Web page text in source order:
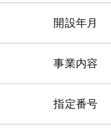
開設年月
事業内容
指定番号